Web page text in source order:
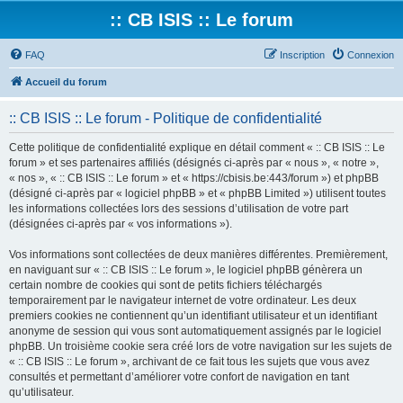
:: CB ISIS :: Le forum
FAQ Connexion
Inscription
Accueil du forum
:: CB ISIS :: Le forum - Politique de confidentialité
Cette politique de confidentialité explique en détail comment « :: CB ISIS :: Le
forum » et ses partenaires affiliés (désignés ci-après par « nous », « notre »,
« nos », « :: CB ISIS :: Le forum » et « https://cbisis.be:443/forum ») et phpBB
(désigné ci-après par « logiciel phpBB » et « phpBB Limited ») utilisent toutes
les informations collectées lors des sessions d’utilisation de votre part
(désignées ci-après par « vos informations »).
Vos informations sont collectées de deux manières différentes. Premièrement,
en naviguant sur « :: CB ISIS :: Le forum », le logiciel phpBB génèrera un
certain nombre de cookies qui sont de petits fichiers téléchargés
temporairement par le navigateur internet de votre ordinateur. Les deux
premiers cookies ne contiennent qu’un identifiant utilisateur et un identifiant
anonyme de session qui vous sont automatiquement assignés par le logiciel
phpBB. Un troisième cookie sera créé lors de votre navigation sur les sujets de
« :: CB ISIS :: Le forum », archivant de ce fait tous les sujets que vous avez
consultés et permettant d’améliorer votre confort de navigation en tant
qu’utilisateur.